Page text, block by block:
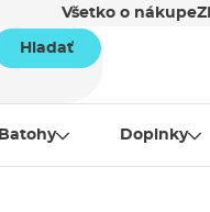
Všetko o nákupe
Hladať
Batohy Doplnky